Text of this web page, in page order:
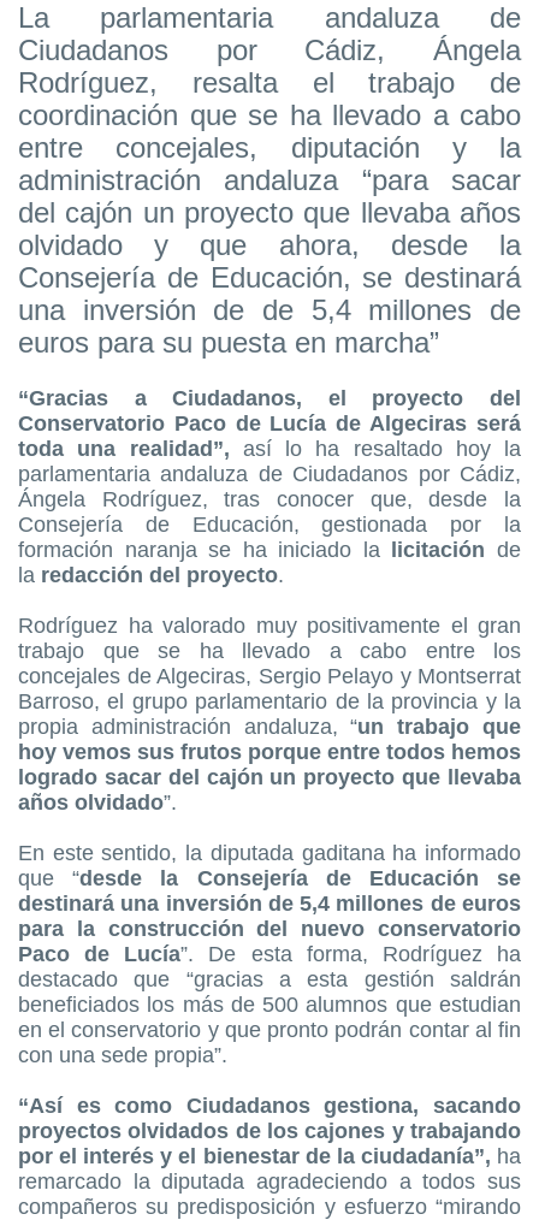
La parlamentaria andaluza de
Ciudadanos por Cádiz, Ángela
Rodríguez, resalta el trabajo de
coordinación que se ha llevado a cabo
entre concejales, diputación y la
administración andaluza “para sacar
del cajón un proyecto que llevaba años
olvidado y que ahora, desde la
Consejería de Educación, se destinará
una inversión de de 5,4 millones de
euros para su puesta en marcha”
“Gracias a Ciudadanos, el proyecto del
Conservatorio Paco de Lucía de Algeciras será
toda una realidad”, así lo ha resaltado hoy la
parlamentaria andaluza de Ciudadanos por Cádiz,
Ángela Rodríguez, tras conocer que, desde la
Consejería de Educación, gestionada por la
formación naranja se ha iniciado la
licitación de
la redacción del proyecto.
Rodríguez ha valorado muy positivamente el gran
trabajo que se ha llevado a cabo entre los
concejales de Algeciras, Sergio Pelayo y Montserrat
Barroso, el grupo parlamentario de la provincia y la
propia administración andaluza, “un trabajo que
hoy vemos sus frutos porque entre todos hemos
logrado sacar del cajón un proyecto que llevaba
años olvidado”.
En este sentido, la diputada gaditana ha informado
que “desde la Consejería de Educación se
destinará una inversión de 5,4 millones de euros
para la construcción del nuevo conservatorio
Paco de Lucía”. De esta forma, Rodríguez ha
destacado que “gracias a esta gestión saldrán
beneficiados los más de 500 alumnos que estudian
en el conservatorio y que pronto podrán contar al fin
con una sede propia”.
“Así es como Ciudadanos gestiona, sacando
proyectos olvidados de los cajones y trabajando
por el interés y el bienestar de la ciudadanía”, ha
remarcado la diputada agradeciendo a todos sus
compañeros su predisposición y esfuerzo “mirando